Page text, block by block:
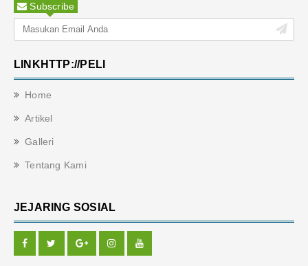
Subscribe
LINKHTTP://PELI
Home
Artikel
Galleri
Tentang Kami
JEJARING SOSIAL